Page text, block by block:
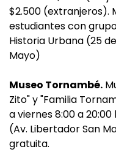
$2.500 (extranjeros).
estudiantes con
Historia Urbana (25
Mayo)
Museo Tornambé.
Zito" y "Familia
a viernes 8:00 a 20:00
(Av. Libertador San
gratuita.